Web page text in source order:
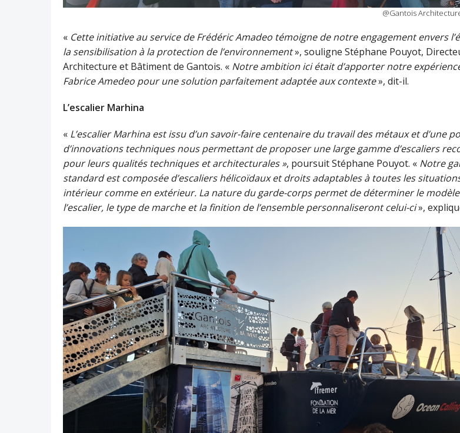
@Gantois
« Cette initiativeau service de Frédéric Amadeo témoigne de notre engagement envers
la sensibilisation à la protection de l’environnement», souligne Stéphane Pouyot,
Architecture et Bâtiment de Gantois. « Notre ambition ici était d’apporternotre
Fabrice Amedeo pour une solution parfaitement adaptéeaux contexte», dit-il.
L’escalier Marhina
« L’escalier Marhinaest issu d’un savoir-faire centenaire du travail des métaux etd’une
d’innovations techniques nous permettant de proposer une large gamme d’escaliers
pourleursqualités techniques et architecturales », poursuit Stéphane Pouyot. « Notre
standard est composée d’escaliers hélicoïdaux et droits adaptables à toutes les
intérieur comme en extérieur. La nature du garde-corps permet de déterminer le
l’escalier, le type de marche et la finition de l’ensemble personnaliseront celui-ci»,